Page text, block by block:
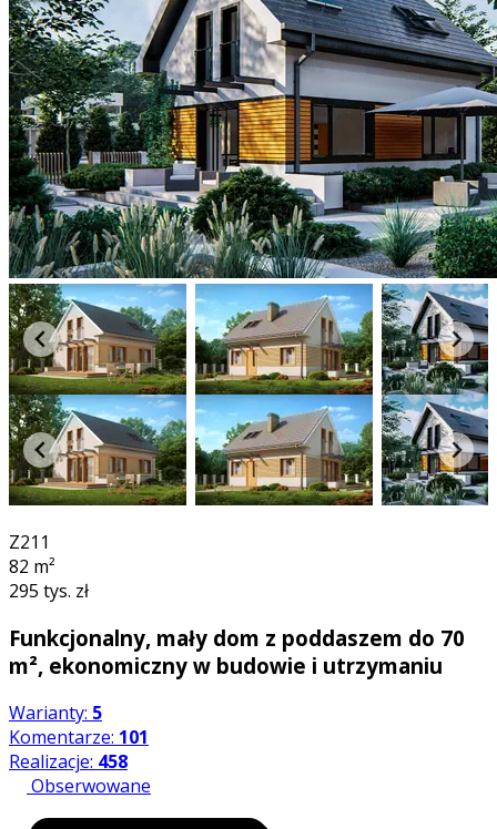
Z211
82 m²
295 tys. zł
Funkcjonalny, mały dom z poddaszem do 70
m², ekonomiczny w budowie i utrzymaniu
Warianty: 5
Komentarze: 101
Realizacje: 458
Obserwowane